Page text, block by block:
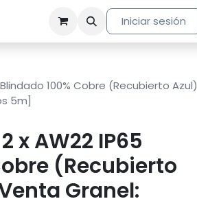
Iniciar sesión
100% Cobre (Recubierto Azul)
5m]
x AW22 IP65
(Recubierto
Granel: